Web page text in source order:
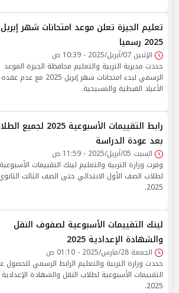
تعليم الجيزة تعلن موعد امتحانات شهر إبريل
2025 رسميا
الإثنين 07/أبريل/2025 - 10:39 ص
حددت مديرية التربية والتعليم محافظة الجيزة الموعد
الرسمي لبدء امتحانات شهر إبريل 2025
الأعياد القبطية والمسيحية.
رابط التقييمات الأسبوعية 2025
بعد عودة الدراسة
السبت 05/أبريل/2025 - 11:59 ص
وفرت وزارة التربية والتعليم لينك التقييمات الأسبوعية
لطلاب الصف الأول الابتدائي حتى الصف الثالث
2025.
لينك التقييمات الأسبوعية لصفوف النقل
والشهادة الإعدادية 2025
الجمعة 28/مارس/2025 - 01:10 ص
حددت وزارة التربية والتعليم الرابط الرسمي للحصول
التقييمات الأسبوعية لطلاب النقل والشهادة الإعدادية
2025.